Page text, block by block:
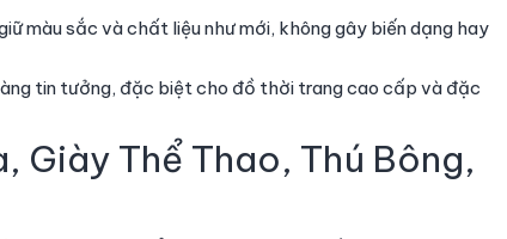
màu sắc và chất liệu như mới, không gây biến dạng hay
tin tưởng, đặc biệt cho đồ thời trang cao cấp và đặc
Giày Thể Thao, Thú Bông,